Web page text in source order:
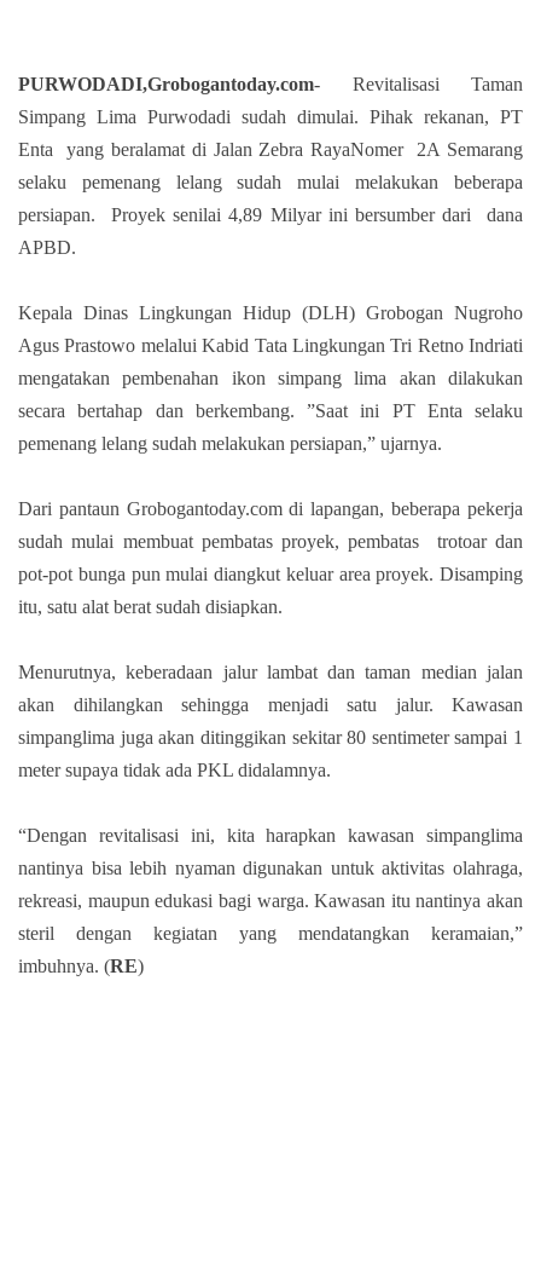
PURWODADI,Grobogantoday.com- Revitalisasi Taman
Simpang Lima Purwodadi sudah dimulai. Pihak rekanan, PT
Enta
yang beralamat di Jalan Zebra RayaNomer
2A Semarang
selaku pemenang lelang sudah mulai melakukan beberapa
persiapan.
Proyek senilai 4,89 Milyar ini bersumber dari
dana
APBD.
Kepala Dinas Lingkungan Hidup (DLH) Grobogan Nugroho
Agus Prastowo melalui Kabid Tata Lingkungan Tri Retno Indriati
mengatakan pembenahan ikon simpang lima akan dilakukan
secara bertahap dan berkembang. ”Saat ini PT Enta selaku
pemenang lelang sudah melakukan persiapan,” ujarnya.
Dari pantaun Grobogantoday.com di lapangan, beberapa pekerja
sudah mulai membuat pembatas proyek, pembatas
trotoar dan
pot-pot bunga pun mulai diangkut keluar area proyek. Disamping
itu, satu alat berat sudah disiapkan.
Menurutnya, keberadaan jalur lambat dan taman median jalan
akan dihilangkan sehingga menjadi satu jalur. Kawasan
simpanglima juga akan ditinggikan sekitar 80 sentimeter sampai 1
meter supaya tidak ada PKL didalamnya.
“Dengan revitalisasi ini, kita harapkan kawasan simpanglima
nantinya bisa lebih nyaman digunakan untuk aktivitas olahraga,
rekreasi, maupun edukasi bagi warga. Kawasan itu nantinya akan
steril dengan kegiatan yang mendatangkan keramaian,”
imbuhnya. (RE)